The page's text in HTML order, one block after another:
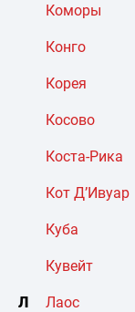
Коморы
Конго
Корея
Косово
Коста-Рика
Кот Д’Ивуар
Куба
Кувейт
Л Лаос